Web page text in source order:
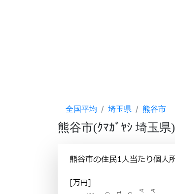
全国平均 埼玉県 熊谷市
熊谷市(ｸﾏｶﾞﾔｼ 埼玉県)